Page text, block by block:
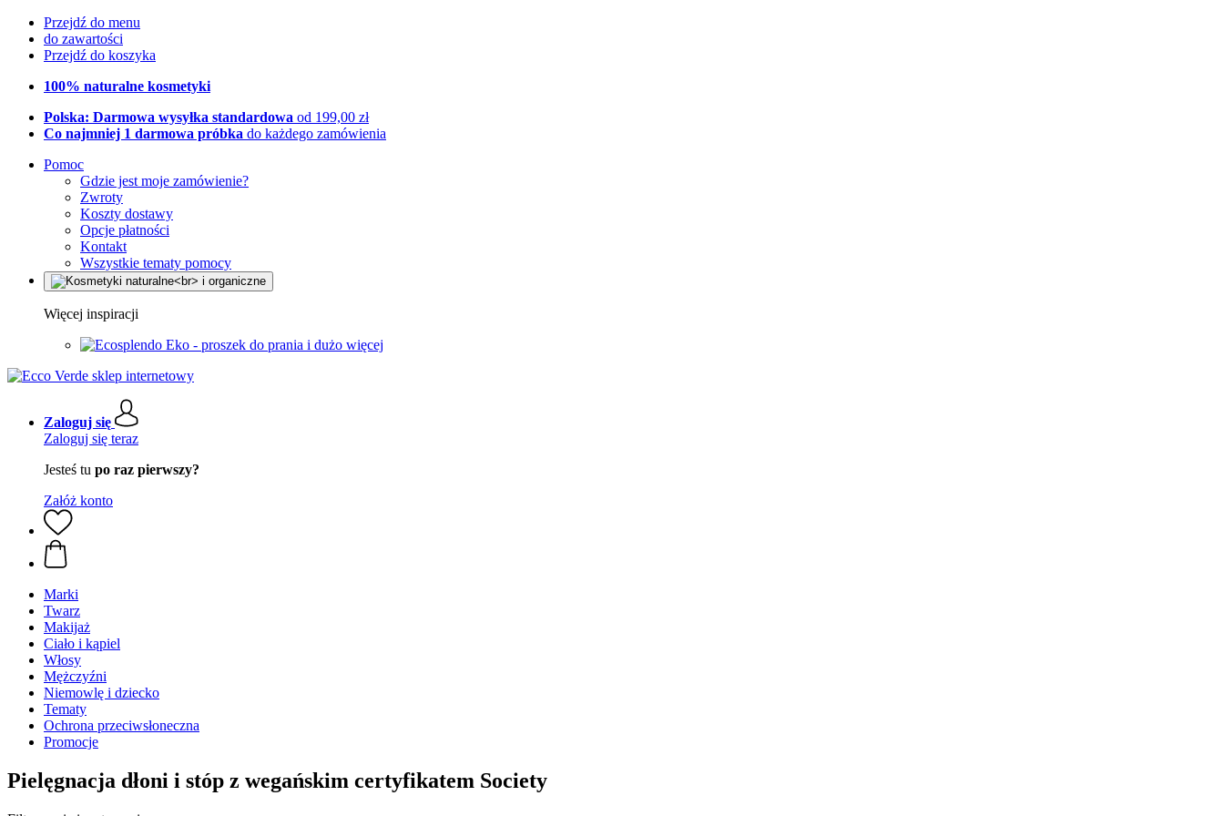
Przejdź do menu
do zawartości
Przejdź do koszyka
100% naturalne kosmetyki
Polska: Darmowa wysyłka standardowa od 199,00 zł
Co najmniej 1 darmowa próbka do każdego zamówienia
Pomoc
Gdzie jest moje zamówienie?
Zwroty
Koszty dostawy
Opcje płatności
Kontakt
Wszystkie tematy pomocy
Więcej inspiracji
Eko - proszek do prania i dużo więcej
Zaloguj się
Zaloguj się teraz
Jesteś tu po raz pierwszy?
Załóż konto
Marki
Twarz
Makijaż
Ciało i kąpiel
Włosy
Mężczyźni
Niemowlę i dziecko
Tematy
Ochrona przeciwsłoneczna
Promocje
Pielęgnacja dłoni i stóp z wegańskim certyfikatem Society